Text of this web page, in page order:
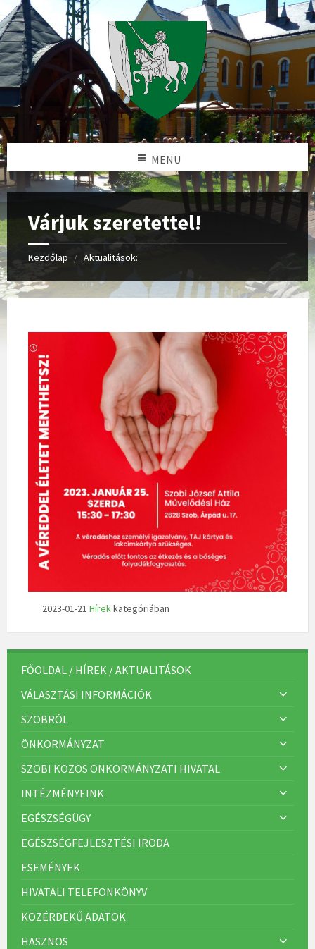
MENU
Várjuk szeretettel!
Kezdőlap Aktualitások:
2023-01-21 Hírekkategóriában
FŐOLDAL / HÍREK / AKTUALITÁSOK
VÁLASZTÁSI INFORMÁCIÓK
SZOBRÓL
ÖNKORMÁNYZAT
SZOBI KÖZÖS ÖNKORMÁNYZATI HIVATAL
INTÉZMÉNYEINK
EGÉSZSÉGÜGY
EGÉSZSÉGFEJLESZTÉSI IRODA
ESEMÉNYEK
HIVATALI TELEFONKÖNYV
KÖZÉRDEKŰ ADATOK
HASZNOS